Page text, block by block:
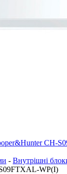
CH-
- Внутрішні
WP(I)